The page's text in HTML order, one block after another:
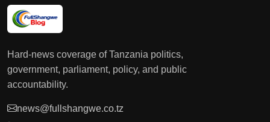
Hard-news coverage of Tanzania politics,
government, parliament, policy, and public
accountability.
news@fullshangwe.co.tz